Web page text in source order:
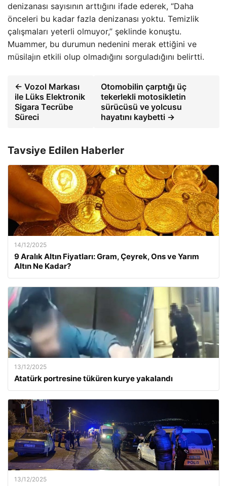
denizanası sayısının arttığını ifade ederek, “Daha
önceleri bu kadar fazla denizanası yoktu. Temizlik
çalışmaları yeterli olmuyor,” şeklinde konuştu.
Muammer, bu durumun nedenini merak ettiğini ve
müsilajın etkili olup olmadığını sorguladığını belirtti.
← Vozol Markası
ile Lüks Elektronik
Sigara Tecrübe
Süreci
Otomobilin çarptığı üç
tekerlekli motosikletin
sürücüsü ve yolcusu
hayatını kaybetti →
Tavsiye Edilen Haberler
14/12/2025
9 Aralık Altın Fiyatları: Gram, Çeyrek, Ons ve Yarım
Altın Ne Kadar?
13/12/2025
Atatürk portresine tüküren kurye yakalandı
13/12/2025